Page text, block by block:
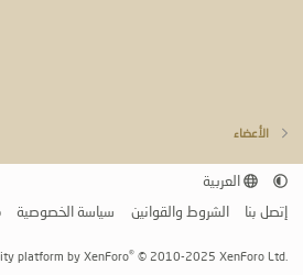
الأعضاء
العربية
إتصل بنا
الشروط والقوانين سياسة الخصوصية
platform by XenForo® © 2010-2025 XenForo Ltd.